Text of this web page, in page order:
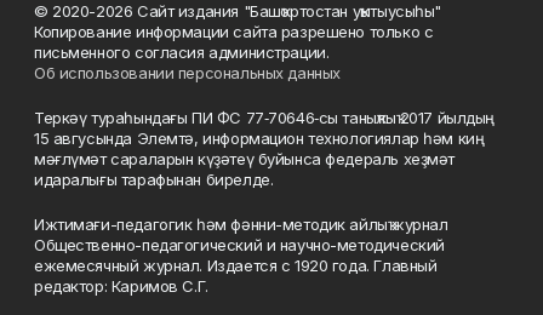
© 2020-2026 Сайт издания "Башҡортостан уҡытыусыһы"
Копирование информации сайта разрешено только с
письменного согласия администрации.
Об использовании персональных данных
Теркәү тураһындағы ПИ ФС 77‑70646‑сы таныҡлыҡ 2017 йылдың
15 авгусында Элемтә, информацион технологиялар һәм киң
мәғлүмәт сараларын күҙәтеү буйынса федераль хеҙмәт
идаралығы тарафынан бирелде.
Ижтимағи-педагогик һәм фәнни-методик айлыҡ журнал
Общественно-педагогический и научно-методический
ежемесячный журнал. Издается с 1920 года. Главный
редактор: Каримов С.Г.